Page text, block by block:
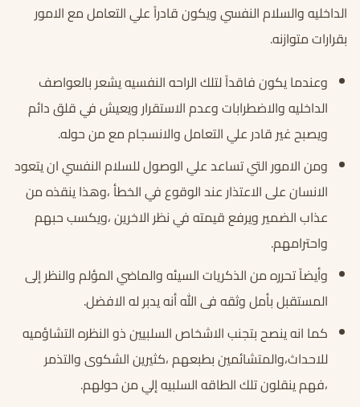
الداخليه والسلام النفسي ويكون قادراً علي التعامل مع الامور
بقرارات متوازنه.
وعندما يكون فاقداً لتلك الراحه النفسيه يشعر بالعواصف
الداخليه والاضطرابات وعدم الاستقرار ويعيش في قلق دائم
ويصبح غير قادر علي التعامل والانسجام مع من حوله.
ومن الامور التي تساعد علي الوصول للسلام النفسي ان يتعود
الانسان على الاعتذار عند الوقوع في الخطأ ،وهذا ينقذه من
عذاب الضمير ويرفع قيمته في نظر الاخرين ،ويكسب حبهم
واحترامهم.
وأيضاً تحرره من الذكريات السيئه والماضي المؤلم والنظر إلى
المستقبل بأمل وثقه فى الله أنه يدبر له الافضل.
كما انه ينصح بتجنب الاشخاص السلبيين ذو النظره التشاؤميه
للاحداث،والمتشائمين بطبعهم ،كثيرين الشكوى والتذمر
،فهم ينقلون تلك الطاقه السلبيه إلي من حولهم.